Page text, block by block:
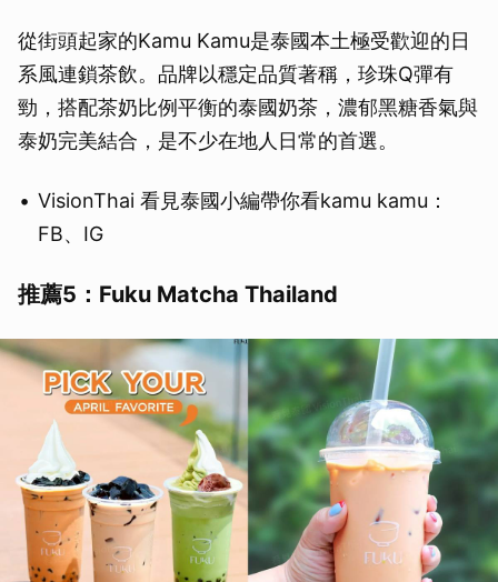
從街頭起家的Kamu Kamu是泰國本土極受歡迎的日
系風連鎖茶飲。品牌以穩定品質著稱，珍珠Q彈有
勁，搭配茶奶比例平衡的泰國奶茶，濃郁黑糖香氣與
泰奶完美結合，是不少在地人日常的首選。
VisionThai 看見泰國小編帶你看kamu kamu：
FB、IG
推薦5：Fuku Matcha Thailand